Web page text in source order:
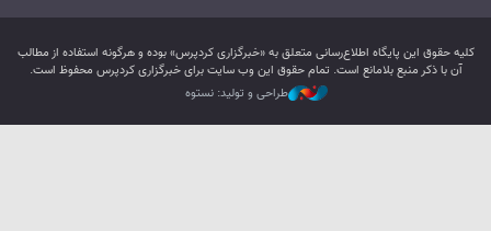
کليه حقوق اين پایگاه اطلاع‌رسانی متعلق به «خبرگزاری کردپرس» بوده و هرگونه استفاده از مطالب
آن با ذکر منبع بلامانع است. تمام حقوق این وب سایت برای خبرگزاری کردپرس محفوظ است.
طراحی و تولید: نستوه